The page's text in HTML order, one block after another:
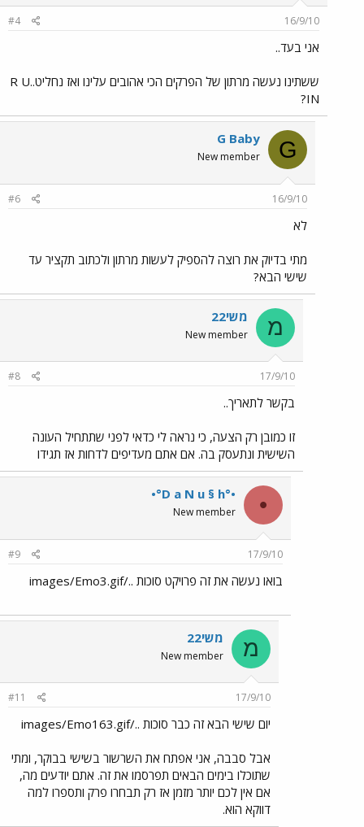
16/9/10
#4
אני בעד..
ששתינו נעשה מרתון של הפרקים הכי אהובים עלינו ואז נחליט..R U
IN?
G
G Baby
New member
16/9/10
#6
לא
מתי בדיוק את רוצה להספיק לעשות מרתון ולכתוב תקציר עד
שישי הבא?
מ משי22
New member
17/9/10
#8
בקשר לתאריך..
זו כמובן רק הצעה, כי נראה לי כדאי לפני שתתחיל העונה
השישית ונתעסק בה. אם אתם מעדיפים לדחות אז תגידו
•
•°D a N u § h°•
New member
17/9/10
#9
בואו נעשה את זה פרויקט סוכות ../images/Emo3.gif
מ משי22
New member
17/9/10
#11
יום שישי הבא זה כבר סוכות ../images/Emo163.gif
אבל סבבה, אני אפתח את השרשור בשישי בבוקר, ומתי
שתוכלו בימים הבאים תפרסמו את זה. אתם יודעים מה,
אם אין לכם יותר מזמן אז רק תבחרו פרק ותספרו למה
דווקא הוא.